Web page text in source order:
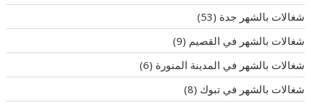
شغالات بالشهر جدة (53)
شغالات بالشهر في القصيم (9)
شغالات بالشهر في المدينة المنورة (6)
شغالات بالشهر في تبوك (8)